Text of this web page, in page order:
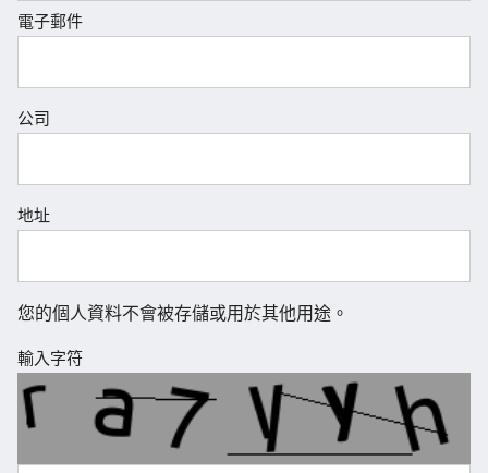
電子郵件
公司
地址
您的個人資料不會被存儲或用於其他用途。
輸入字符